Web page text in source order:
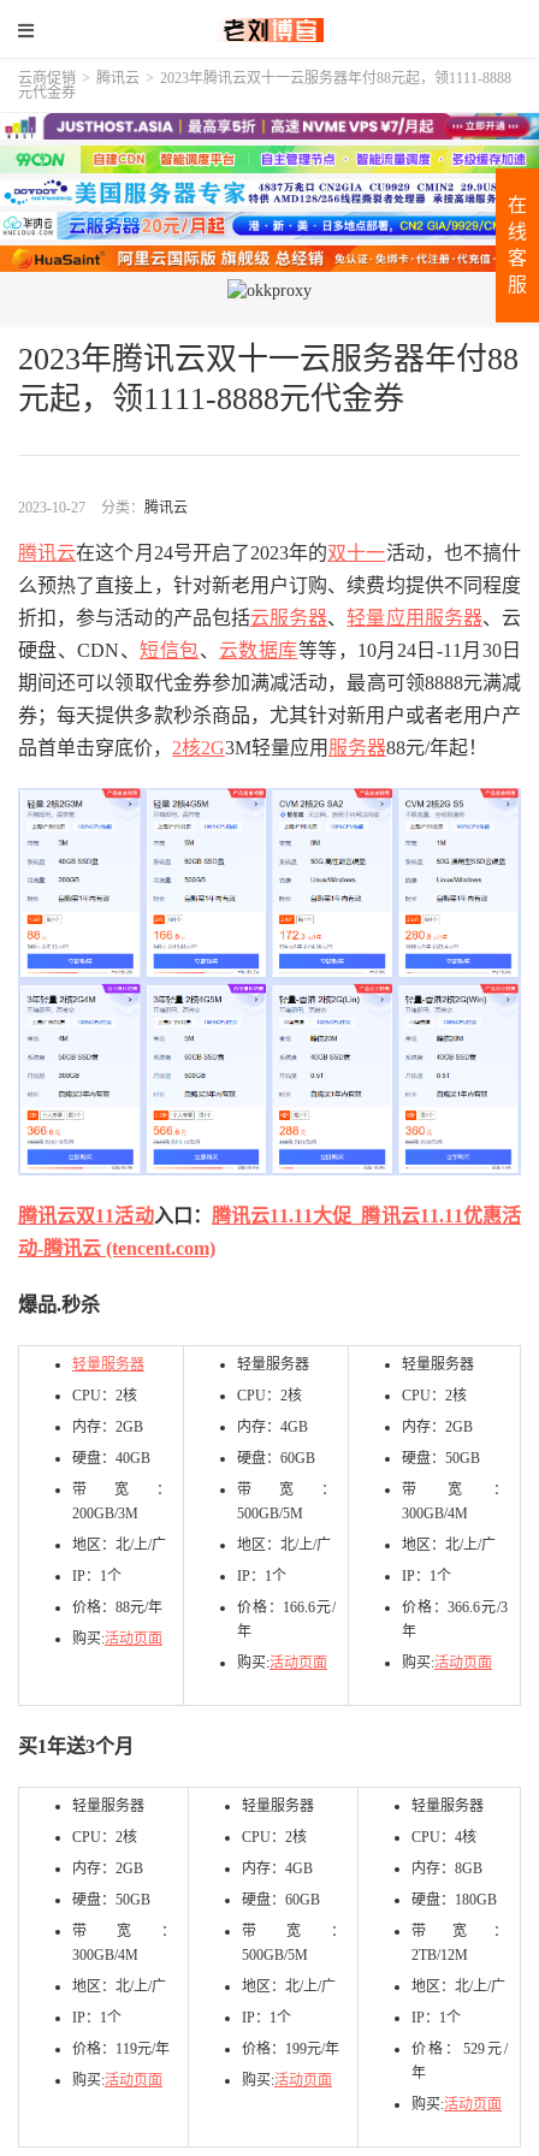
云商促销 > 腾讯云 > 2023年腾讯云双十一云服务器年付88元起，领1111-8888
元代金券
2023年腾讯云双十一云服务器年付88
元起，领1111-8888元代金券
2023-10-27 分类： 腾讯云
腾讯云在这个月24号开启了2023年的双十一活动，也不搞什
么预热了直接上，针对新老用户订购、续费均提供不同程度
折扣，参与活动的产品包括云服务器、轻量应用服务器、云
硬盘、CDN、短信包、 云数据库等等，10月24日-11月30日
期间还可以领取代金券参加满减活动，最高可领8888元满减
券；每天提供多款秒杀商品，尤其针对新用户或者老用户产
品首单击穿底价， 2核2G3M轻量应用 服务器88元/年起！
腾讯云双11活动入口： 腾讯云11.11大促_腾讯云11.11优惠活
动-腾讯云 (tencent.com)
爆品.秒杀
轻量服务器
CPU：2核
内存：2GB
硬盘：40GB
带宽：
200GB/3M
地区：北/上/广
IP：1个
价格：88元/年
购买:活动页面
轻量服务器
CPU：2核
内存：4GB
硬盘：60GB
带宽：
500GB/5M
地区：北/上/广
IP：1个
价格：166.6元/
年
购买:活动页面
轻量服务器
CPU：2核
内存：2GB
硬盘：50GB
带宽：
300GB/4M
地区：北/上/广
IP：1个
价格：366.6元/3
年
购买:活动页面
买1年送3个月
轻量服务器
CPU：2核
内存：2GB
硬盘：50GB
带宽：
300GB/4M
地区：北/上/广
IP：1个
价格：119元/年
购买:活动页面
轻量服务器
CPU：2核
内存：4GB
硬盘：60GB
带宽：
500GB/5M
地区：北/上/广
IP：1个
价格：199元/年
购买:活动页面
轻量服务器
CPU：4核
内存：8GB
硬盘：180GB
带宽：
2TB/12M
地区：北/上/广
IP：1个
价格：529元/
年
购买:活动页面
在
线
客
服